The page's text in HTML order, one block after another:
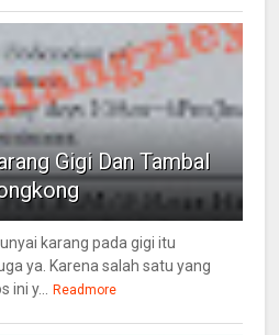
Gigi Dan Tambal
karang pada gigi itu
ya. Karena salah satu yang
ini y... Readmore